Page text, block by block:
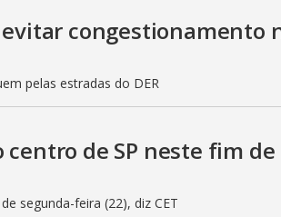
congestionamento
pelas estradas do DER
de SP neste fim de
segunda-feira (22), diz CET